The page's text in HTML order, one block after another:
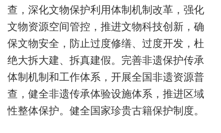
查，深化文物保护利用体制机制改革，强化
文物资源空间管控，推进文物科技创新，确
保文物安全，防止过度修缮、过度开发，杜
绝大拆大建、拆真建假。完善非遗保护传承
体制机制和工作体系，开展全国非遗资源普
查，健全非遗传承体验设施体系，推进区域
性整体保护。健全国家珍贵古籍保护制度。